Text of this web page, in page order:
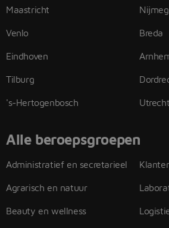
Maastricht
Venlo
Eindhoven
Tilburg
's-Hertogenbosch
Breda
Utrecht
Alle beroepsgroepen
Administratief en secretarieel
Agrarisch en natuur
Beauty en wellness